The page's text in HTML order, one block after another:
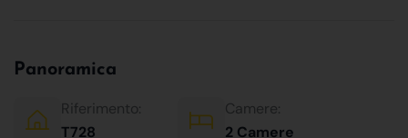
Panoramica
Riferimento:
T728
Camere:
2 Camere